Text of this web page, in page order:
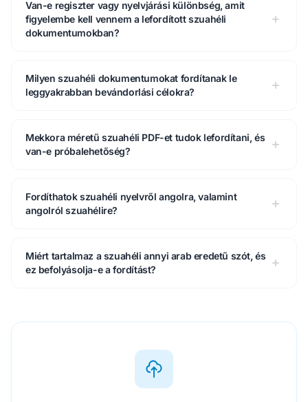
Van-e regiszter vagy nyelvjárási különbség, amit
figyelembe kell vennem a lefordított szuahéli
dokumentumokban?
Milyen szuahéli dokumentumokat fordítanak le
leggyakrabban bevándorlási célokra?
Mekkora méretű szuahéli PDF-et tudok lefordítani, és
van-e próbalehetőség?
Fordíthatok szuahéli nyelvről angolra, valamint
angolról szuahélire?
Miért tartalmaz a szuahéli annyi arab eredetű szót, és
ez befolyásolja-e a fordítást?